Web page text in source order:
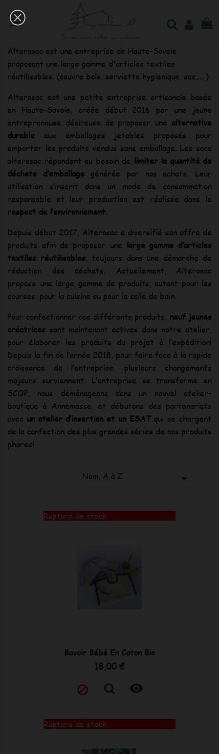

Liste des produits de la marque Alterosac
Alterosac est une entreprise de Haute-Savoie
proposant une large gamme d'articles textiles
réutilisables. (couvre bols, serviette hygienique, sac,... )
Alterosac est une petite entreprise artisanale basée
en Haute-Savoie, créée début 2016 par une jeune
entrepreneuse désireuse de proposer une alternative
durable aux emballages jetables proposés pour
emporter les produits vendus sans emballage. Les sacs
alterosac répondent au besoin de limiter la quantité de
déchets d’emballagegénérée par nos achats. Leur
utilisation s’inscrit dans un mode de consommation
responsable et leur production est réalisée dans le
respect de l’environnement.
Depuis début 2017, Alterosac a diversifié son offre de
produits afin de proposer une large gamme d’articles
textiles réutilisables, toujours dans une démarche de
réduction des déchets. Actuellement, Alterosac
propose une large gamme de produits, autant pour les
courses, pour la cuisine ou pour la salle de bain.
Pour confectionner ces différents produits, neuf jeunes
créatrices sont maintenant actives dans notre atelier,
pour élaborer les produits du projet à l’expédition!
Depuis la fin de l’année 2018, pour faire face à la rapide
croissance de l’entreprise, plusieurs changements
majeurs surviennent. L’entreprise se transforme en
SCOP, nous déménageons dans un nouvel atelier-
boutique à Annemasse, et débutons des partenariats
avec un atelier d’insertion et un ESATqui se chargent
de la confection des plus grandes séries de nos produits
phares!
Nom, A à Z 
Rupture de stock
Bavoir Bébé En Coton Bio
Prix
18,00 €

Rupture de stock